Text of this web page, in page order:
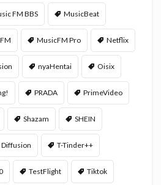
FM BBS MusicBeat
MusicFM Pro Netflix
nyaHentai Oisix
PRADA PrimeVideo
Shazam SHEIN
Diffusion T-Tinder++
TestFlight Tiktok